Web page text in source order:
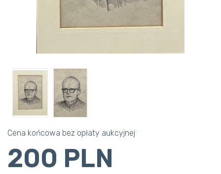
Cena końcowa bez opłaty aukcyjnej
200 PLN